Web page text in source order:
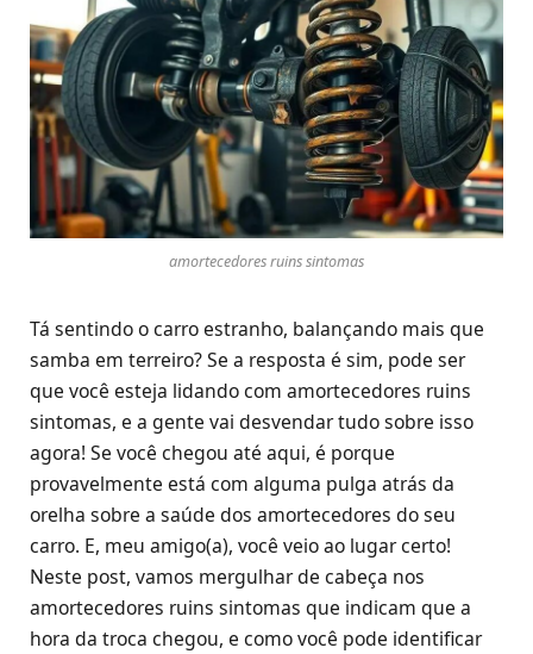
amortecedores ruins sintomas
Tá sentindo o carro estranho, balançando mais que
samba em terreiro? Se a resposta é sim, pode ser
que você esteja lidando com amortecedores ruins
sintomas, e a gente vai desvendar tudo sobre isso
agora! Se você chegou até aqui, é porque
provavelmente está com alguma pulga atrás da
orelha sobre a saúde dos amortecedores do seu
carro. E, meu amigo(a), você veio ao lugar certo!
Neste post, vamos mergulhar de cabeça nos
amortecedores ruins sintomas que indicam que a
hora da troca chegou, e como você pode identificar